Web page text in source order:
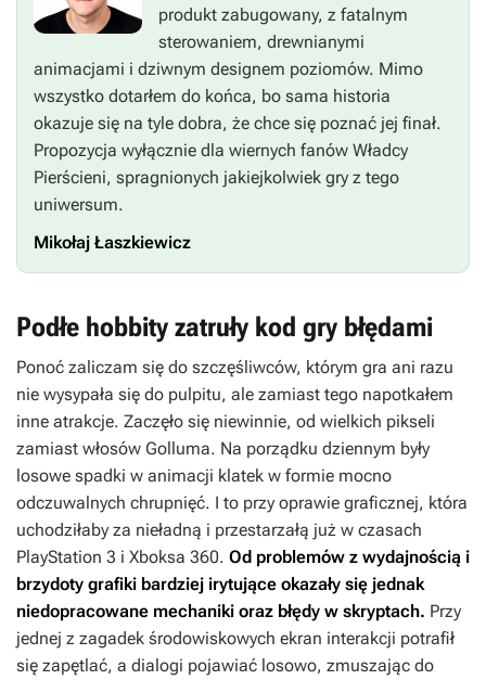
produkt zabugowany, z fatalnym
sterowaniem, drewnianymi
animacjami i dziwnym designem poziomów. Mimo
wszystko dotarłem do końca, bo sama historia
okazuje się na tyle dobra, że chce się poznać jej finał.
Propozycja wyłącznie dla wiernych fanów Władcy
Pierścieni, spragnionych jakiejkolwiek gry z tego
uniwersum.
Mikołaj Łaszkiewicz
Podłe hobbity zatruły kod gry błędami
Ponoć zaliczam się do szczęśliwców, którym gra ani razu
nie wysypała się do pulpitu, ale zamiast tego napotkałem
inne atrakcje. Zaczęło się niewinnie, od wielkich pikseli
zamiast włosów Golluma. Na porządku dziennym były
losowe spadki w animacji klatek w formie mocno
odczuwalnych chrupnięć. I to przy oprawie graficznej, która
uchodziłaby za nieładną i przestarzałą już w czasach
PlayStation 3 i Xboksa 360. Od problemów z wydajnością i
brzydoty grafiki bardziej irytujące okazały się jednak
niedopracowane mechaniki oraz błędy w skryptach. Przy
jednej z zagadek środowiskowych ekran interakcji potrafił
się zapętlać, a dialogi pojawiać losowo, zmuszając do